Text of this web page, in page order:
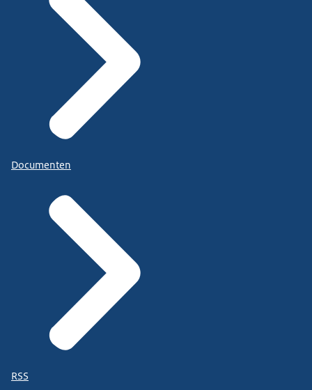
Documenten
RSS